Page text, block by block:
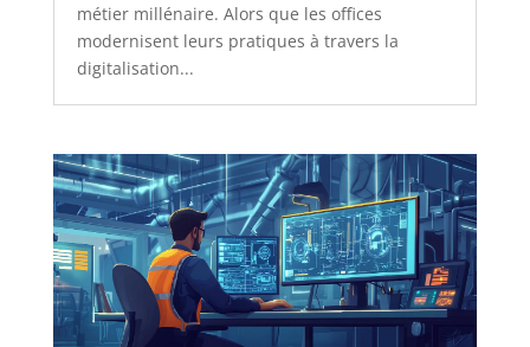
métier millénaire. Alors que les offices
modernisent leurs pratiques à travers la
digitalisation...